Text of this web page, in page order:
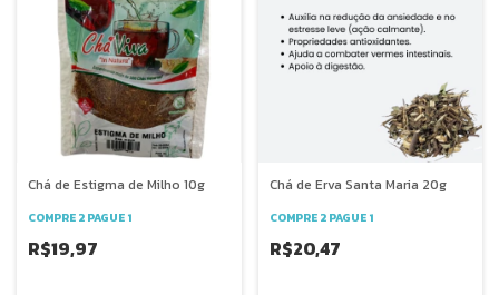
Chá de Estigma de Milho 10g
COMPRE 2 PAGUE 1
R$19,97
Chá de Erva Santa Maria 20g
COMPRE 2 PAGUE 1
R$20,47